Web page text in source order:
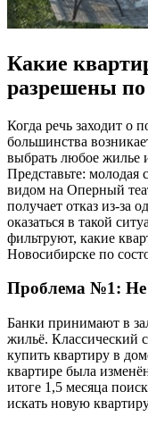
Какие
разрешены по
Когда речь заходит о
большинства
выбрать любое жилье
Представьте: молодая
видом на Оперный
получает отказ из-за
оказаться в такой
фильтруют, какие
Новосибирске по
Проблема №1: Не
Банки принимают в
жильё. Классический
купить квартиру в
квартире была
итоге 1,5 месяца
искать новую